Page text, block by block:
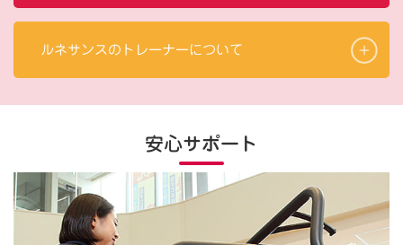
ルネサンスのトレーナーについて
安心サポート